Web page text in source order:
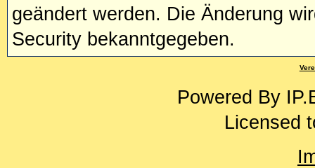
geändert werden. Die Änderung
Security bekanntgegeben.
Powered By
Licensed